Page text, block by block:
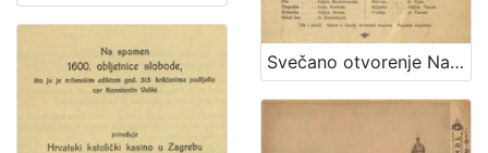
Svečano otvorenje Nar. hrv. zem. kazališta : dne 14. listopada 1895.